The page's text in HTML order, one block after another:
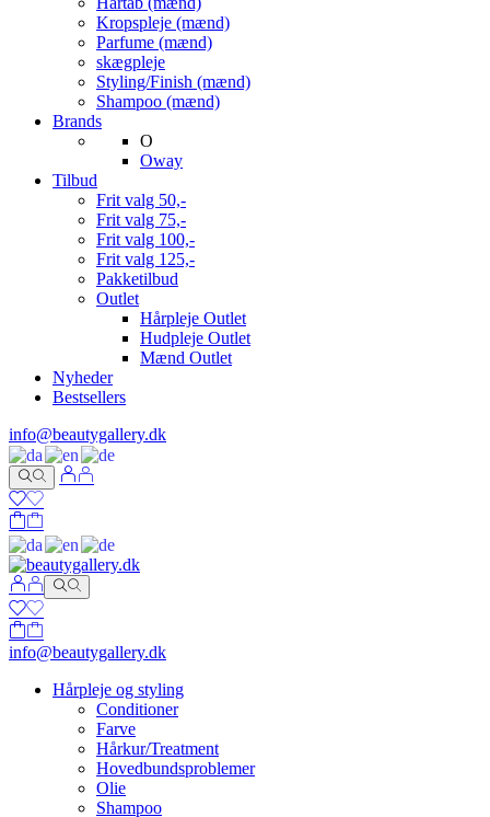
Kropspleje (mænd)
Parfume (mænd)
skægpleje
Styling/Finish (mænd)
Shampoo (mænd)
Brands
O
Oway
Tilbud
Frit valg 50,-
Frit valg 75,-
Frit valg 100,-
Frit valg 125,-
Pakketilbud
Outlet
Hårpleje Outlet
Hudpleje Outlet
Mænd Outlet
Nyheder
Bestsellers
info@beautygallery.dk
info@beautygallery.dk
Hårpleje og styling
Conditioner
Farve
Hårkur/Treatment
Hovedbundsproblemer
Olie
Shampoo